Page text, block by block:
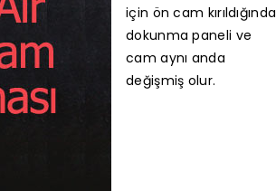
için ön cam kırıldığında
dokunma paneli ve
cam aynı anda
değişmiş olur.